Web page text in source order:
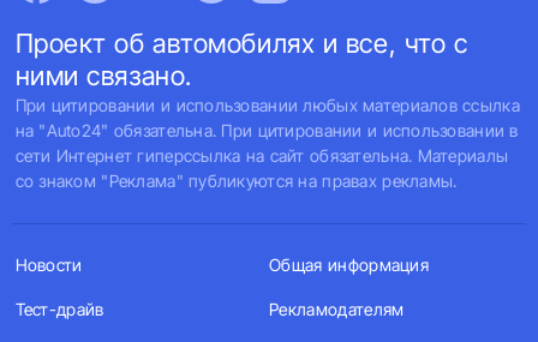
Проект об автомобилях и все, что с
ними связано.
При цитировании и использовании любых материалов ссылка
на "Auto24" обязательна. При цитировании и использовании в
сети Интернет гиперссылка на сайт обязательна. Материалы
со знаком "Реклама" публикуются на правах рекламы.
Новости
Тест-драйв
Общая информация
Рекламодателям